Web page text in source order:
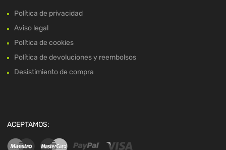
Política de privacidad
Aviso legal
Política de cookies
Política de devoluciones y reembolsos
Desistimiento de compra
ACEPTAMOS: